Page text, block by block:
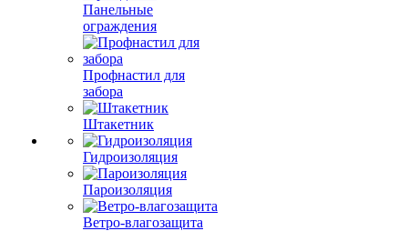
Панельные
ограждения
Профнастил для
забора
Штакетник
Гидроизоляция
Пароизоляция
Ветро-влагозащита